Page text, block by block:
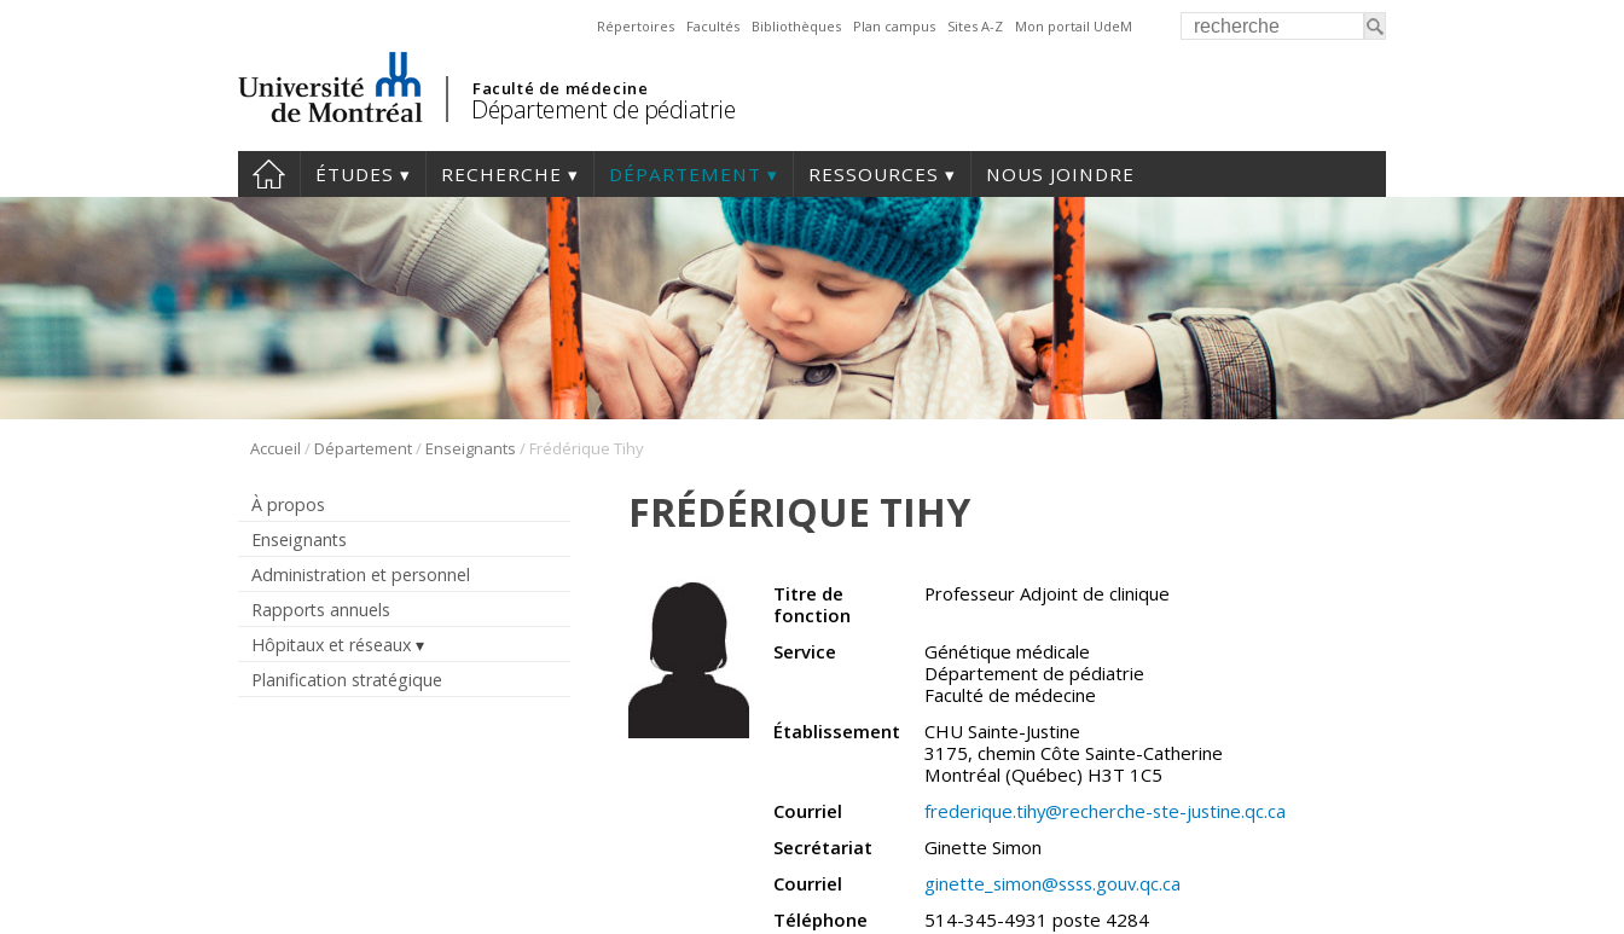
Répertoires Facultés Bibliothèques Plan campus Sites A-Z Mon portail UdeM
Faculté de médecine
Département de pédiatrie
ÉTUDES RECHERCHE DÉPARTEMENT RESSOURCES NOUS JOINDRE
Accueil / Département/ Enseignants / Frédérique Tihy
À propos
Enseignants
Administration et personnel
Rapports annuels
Hôpitaux et réseaux
Planification stratégique
FRÉDÉRIQUE TIHY
Titre de
fonction
Professeur Adjoint de clinique
Service
Génétique médicale
Département de pédiatrie
Faculté de médecine
Établissement
CHU Sainte-Justine
3175, chemin Côte Sainte-Catherine
Montréal (Québec) H3T 1C5
Courriel
frederique.tihy@recherche-ste-justine.qc.ca
Secrétariat
Ginette Simon
Courriel
ginette_simon@ssss.gouv.qc.ca
Téléphone
514-345-4931 poste 4284